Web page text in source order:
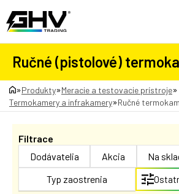
Ručné (pistolové)
»Produkty»Meracie a testovacie prístroje»
Termokamery a infrakamery»Ručné
Filtrace
Dodávatelia
Akcia Na
Typ zaostrenia